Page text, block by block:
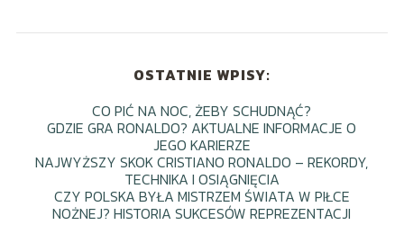
OSTATNIE WPISY:
CO PIĆ NA NOC, ŻEBY SCHUDNĄĆ?
GDZIE GRA RONALDO? AKTUALNE INFORMACJE O
JEGO KARIERZE
NAJWYŻSZY SKOK CRISTIANO RONALDO – REKORDY,
TECHNIKA I OSIĄGNIĘCIA
CZY POLSKA BYŁA MISTRZEM ŚWIATA W PIŁCE
NOŻNEJ? HISTORIA SUKCESÓW REPREZENTACJI